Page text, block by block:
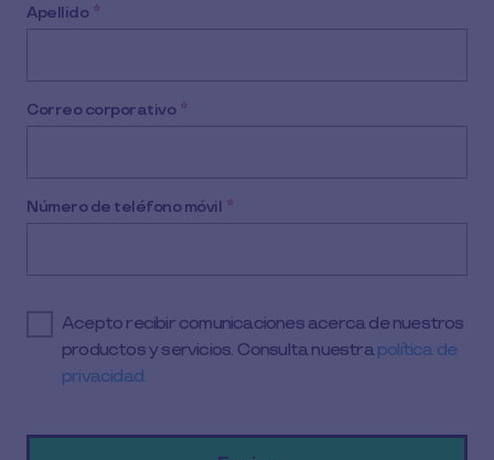
Apellido *
Correo corporativo *
Número de teléfono móvil *
Acepto recibir comunicaciones acerca de nuestros
productos y servicios. Consulta nuestrapolítica de
privacidad.